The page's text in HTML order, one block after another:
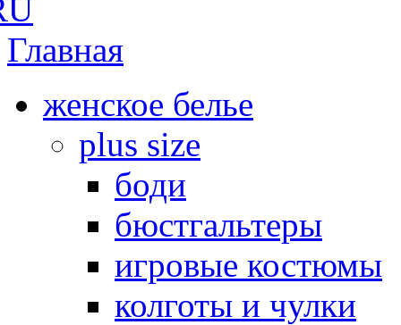
Главная
женское белье
plus size
боди
бюстгальтеры
игровые костюмы
колготы и чулки